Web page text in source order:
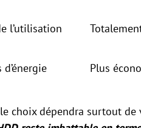
l’utilisation
Plus
choix dépendra surtout de